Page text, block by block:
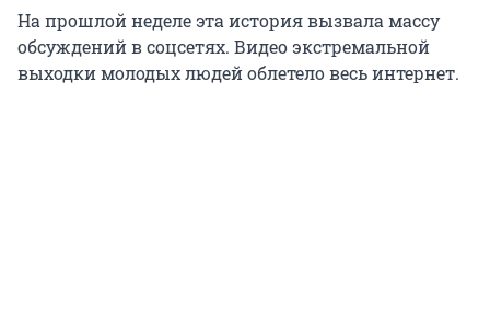
На прошлой неделе эта история вызвала массу
обсуждений в соцсетях. Видео экстремальной
выходки молодых людей облетело весь интернет.